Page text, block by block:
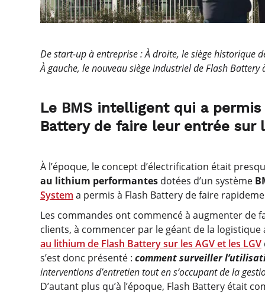
De start-up à entreprise : À droite, le siège historique
À gauche, le nouveau siège industriel de Flash Battery
Le BMS intelligent qui a
Battery de faire leur entrée sur
À l’époque, le concept d’électrification était
au lithium performantes dotées d’un système
System a permis à Flash Battery de faire
Les commandes ont commencé à augmenter de
clients, à commencer par le géant de la
au lithium de Flash Battery sur les AGV et les LGV
s’est donc présenté : comment surveiller
interventions d’entretien tout en s’occupant de la
D’autant plus qu’à l’époque, Flash Battery était